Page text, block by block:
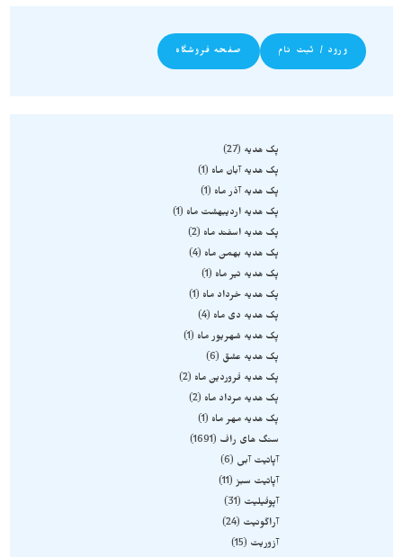
ورود / ثبت نام صفحه فروشگاه
پک هدیه
27
پک هدیه آبان ماه
1
پک هدیه آذر ماه
1
پک هدیه اردیبهشت ماه
1
پک هدیه اسفند ماه
2
پک هدیه بهمن ماه
4
پک هدیه تیر ماه
1
پک هدیه خرداد ماه
1
پک هدیه دی ماه
4
پک هدیه شهریور ماه
1
پک هدیه عشق
6
پک هدیه فروردین ماه
2
پک هدیه مرداد ماه
2
پک هدیه مهر ماه
1
سنگ های راف
1691
آپاتیت آبی
6
آپاتیت سبز 11
آپوفیلیت
31
آراگونیت
24
آزوریت
15